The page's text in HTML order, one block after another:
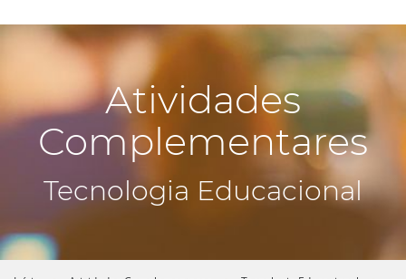
Atividades
Complementares
Tecnologia Educacional